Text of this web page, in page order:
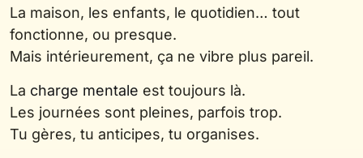
La maison, les enfants, le quotidien… tout
fonctionne, ou presque.
Mais intérieurement, ça ne vibre plus pareil.
La charge mentale est toujours là.
Les journées sont pleines, parfois trop.
Tu gères, tu anticipes, tu organises.